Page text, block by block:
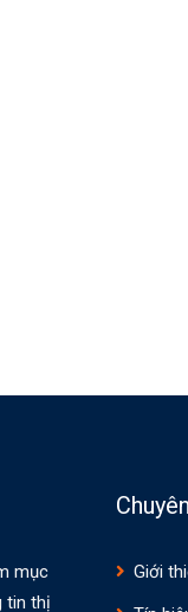
mục
tin thị
Giới